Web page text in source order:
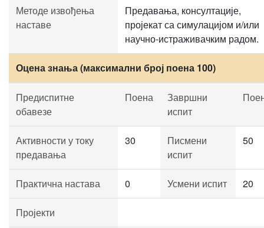
Методе извођења
наставе
Предавања, консултације,
пројекат са симулацијом и/или
научно-истраживачким радом.
Оцена знања (максимални број поена 100)
Предиспитне
обавезе
Поена
Завршни
испит
Активности у току
предавања
30
Писмени
испит
50
Практична настава 0 Усмени испит 20
Пројекти